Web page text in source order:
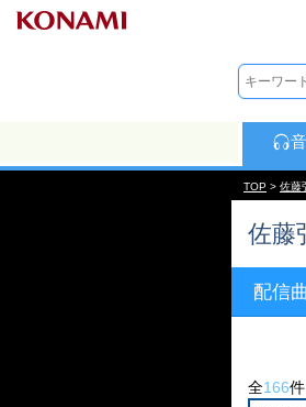
TOP > 佐藤
佐藤
配信
全166件